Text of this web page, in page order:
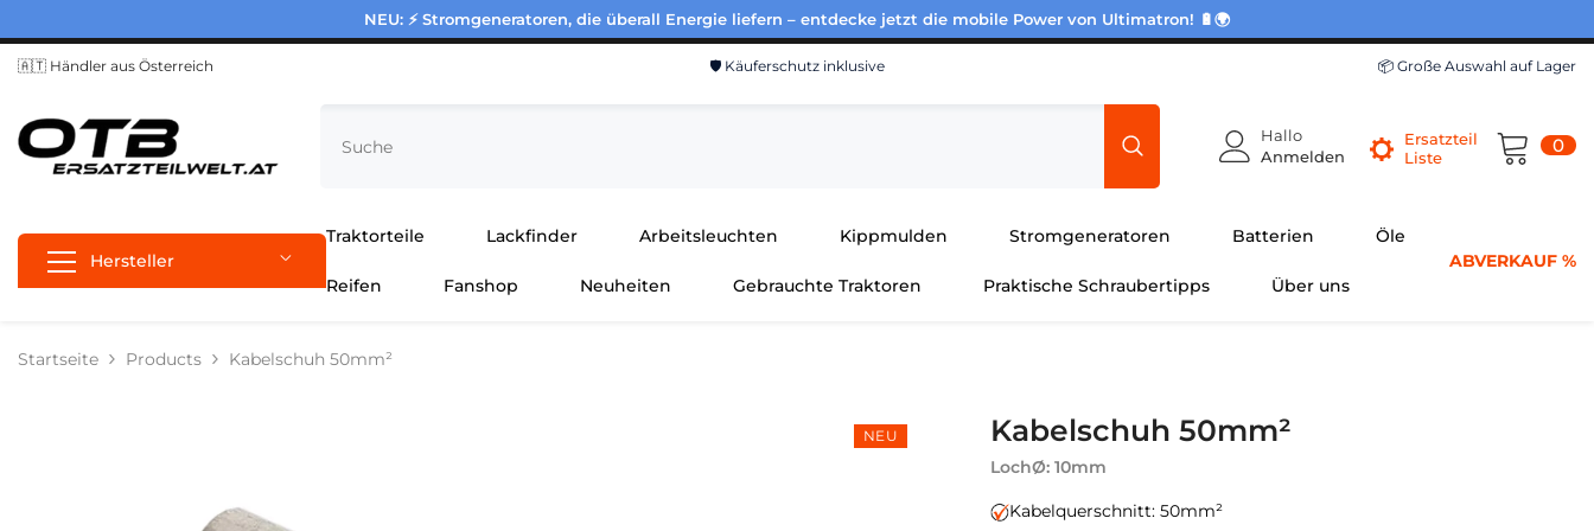
NEU: ⚡ Stromgeneratoren, die überall Energie liefern – entdecke jetzt die mobile Power von Ultimatron! 🔋🌍
🇦🇹 Händler aus Österreich 🛡️ Käuferschutz inklusive 📦 Große Auswahl auf Lager
00
Ersatzteil
Liste
Hallo
Anmelden
Hersteller
Traktorteile Lackfinder Arbeitsleuchten Kippmulden Stromgeneratoren Batterien Öle
Reifen Fanshop Neuheiten Gebrauchte Traktoren Praktische Schraubertipps Über uns
ABVERKAUF %
Startseite Products Kabelschuh 50mm²
NEU Kabelschuh 50mm²
LochØ: 10mm
Kabelquerschnitt: 50mm²